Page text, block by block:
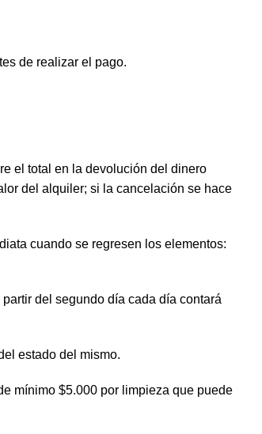
de realizar el pago.
el total en la devolución del dinero
del alquiler; si la cancelación se hace
cuando se regresen los elementos:
del segundo día cada día contará
estado del mismo.
mínimo $5.000 por limpieza que puede